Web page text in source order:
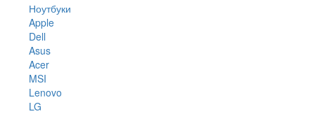
Ноутбуки
Apple
Dell
Asus
Acer
MSI
Lenovo
LG